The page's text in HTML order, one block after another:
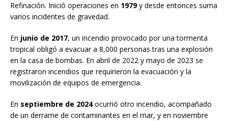
Refinación. Inició operaciones en 1979y desde entonces suma
varios incidentes de gravedad.
En junio de 2017, un incendio provocado por una tormenta
tropical obligó a evacuar a 8,000 personas tras una explosión
en la casa de bombas. En abril de 2022 y mayo de 2023 se
registraron incendios que requirieron la evacuación y la
movilización de equipos de emergencia.
En septiembre de 2024ocurrió otro incendio, acompañado
de un derrame de contaminantes en el mar, y en noviembre